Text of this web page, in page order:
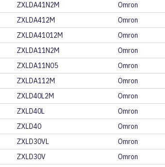
ZXLDA41N2M Omron
ZXLDA412M Omron
ZXLDA41012M Omron
ZXLDA11N2M Omron
ZXLDA11N05 Omron
ZXLDA112M Omron
ZXLD40L2M Omron
ZXLD40L Omron
ZXLD40 Omron
ZXLD30VL Omron
ZXLD30V Omron